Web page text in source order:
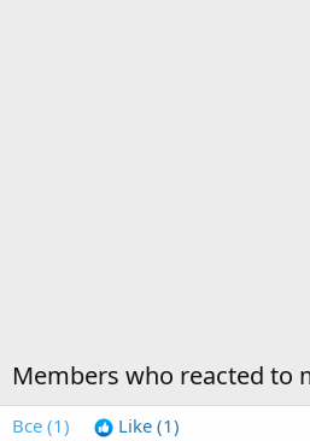
Members who reacted to
Все (1) Like (1)